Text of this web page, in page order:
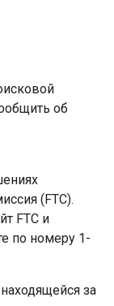
об
(FTC).
FTC и
по номеру 1-
за